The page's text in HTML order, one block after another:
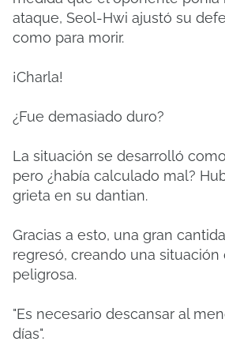
ataque, Seol-Hwi ajustó su
como para morir.
¡Charla!
¿Fue demasiado duro?
La situación se desarrolló
pero ¿había calculado mal?
grieta en su dantian.
Gracias a esto, una gran
regresó, creando una situación
peligrosa.
"Es necesario descansar al
días".